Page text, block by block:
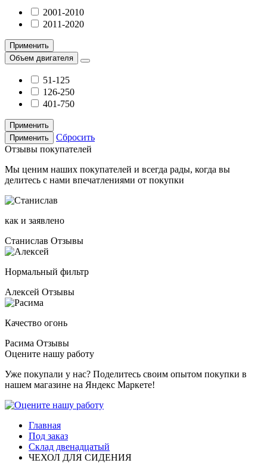
2001-2010
2011-2020
Применить
Объем двигателя
51-125
126-250
401-750
Применить
Применить
Сбросить
Отзывы покупателей
Мы ценим наших покупателей и всегда рады, когда вы
делитесь с нами впечатлениями от покупки
как и заявлено
Станислав Отзывы
Нормальный фильтр
Алексей Отзывы
Качество огонь
Расима Отзывы
Оцените нашу работу
Уже покупали у нас? Поделитесь своим опытом покупки в
нашем магазине на Яндекс Маркете!
Главная
Под заказ
Склад двенадцатый
ЧЕХОЛ ДЛЯ СИДЕНИЯ